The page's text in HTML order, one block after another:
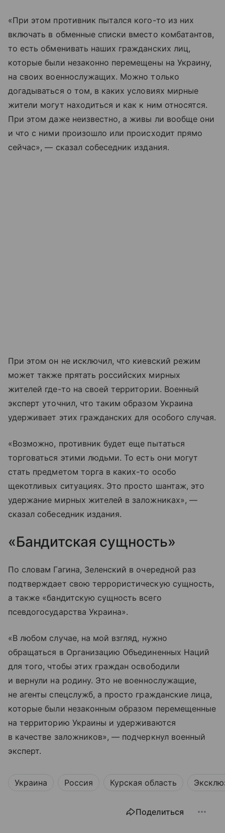
«При этом противник пытался кого-то из них
включать в обменные списки вместо комбатантов,
то есть обменивать наших гражданских лиц,
которые были незаконно перемещены на Украину,
на своих военнослужащих. Можно только
догадываться о том, в каких условиях мирные
жители могут находиться и как к ним относятся.
При этом даже неизвестно, а живы ли вообще они
и что с ними произошло или происходит прямо
сейчас», — сказал собеседник издания.
При этом он не исключил, что киевский режим
может также прятать российских мирных
жителей где-то на своей территории. Военный
эксперт уточнил, что таким образом Украина
удерживает этих гражданских для особого случая.
«Возможно, противник будет еще пытаться
торговаться этими людьми. То есть они могут
стать предметом торга в каких-то особо
щекотливых ситуациях. Это просто шантаж, это
удержание мирных жителей в заложниках», —
сказал собеседник издания.
«Бандитская сущность»
По словам Гагина, Зеленский в очередной раз
подтверждает свою террористическую сущность,
а также «бандитскую сущность всего
псевдогосударства Украина».
«В любом случае, на мой взгляд, нужно
обращаться в Организацию Объединенных Наций
для того, чтобы этих граждан освободили
и вернули на родину. Это не военнослужащие,
не агенты спецслужб, а просто гражданские лица,
которые были незаконным образом перемещенные
на территорию Украины и удерживаются
в качестве заложников», — подчеркнул военный
эксперт.
Украина Россия Курская область
Поделиться